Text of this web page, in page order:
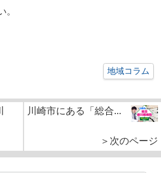
。
地域コラム
川崎市にある「総合...
＞次のページ